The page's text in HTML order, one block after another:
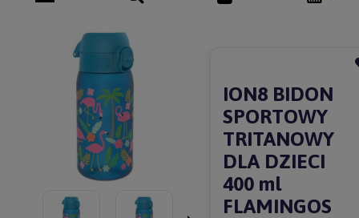
ION8 BIDON
SPORTOWY
TRITANOWY
DLA DZIECI
400 ml
FLAMINGOS